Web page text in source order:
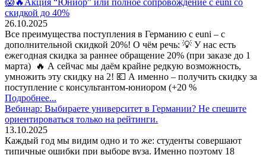
😱🔥Акция “Юниор” или полное сопровождение с euni со
скидкой до 40%
26.10.2025
Все преимущества поступления в Германию с euni – с
дополнительной скидкой 20%! О чём речь: 💡 У нас есть
ежегодная скидка за раннее обращение 20% (при заказе до 1
марта) 🔥 А сейчас мы даём крайне редкую возможность,
умножить эту скидку на 2! 💶 А именно – получить скидку за
поступление с консультантом-юниором (+20 %
Подробнее...
Вебинар: Выбираете университет в Германии? Не спешите
ориентироваться только на рейтинги.
13.10.2025
Каждый год мы видим одно и то же: студенты совершают
типичные ошибки при выборе вуза. Именно поэтому 18